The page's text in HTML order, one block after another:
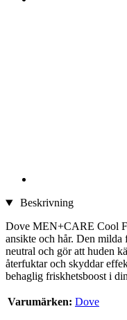
Beskrivning
Dove MEN+CARE Cool
ansikte och hår. Den
neutral och gör att huden
återfuktar och skyddar
behaglig friskhetsboost i
Varumärken: Dove